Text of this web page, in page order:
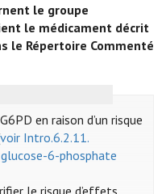
le groupe
le médicament décrit
le Répertoire Commenté
en raison d’un risque
voir Intro.6.2.11.
6-phosphate
le risque d’effets